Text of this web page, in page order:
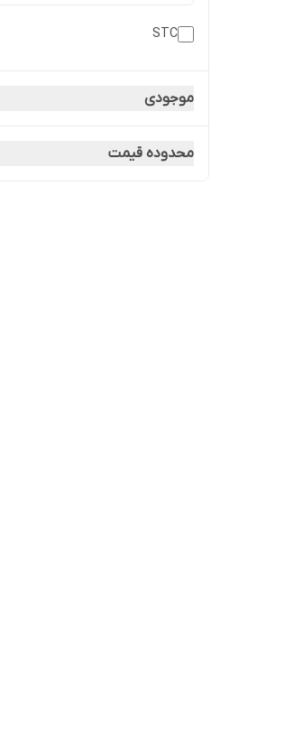
STC
موجودی
محدوده قیمت